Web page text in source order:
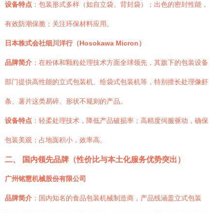
设备特点 ：包装形式多样（如自立袋、背封袋）；出色的密封性能，
有效防潮保脆；关注环保材料应用。
日本株式会社细川洋行（Hosokawa Micron）
品牌简介 ：在粉体和颗粒处理技术方面全球领先，其旗下的包装设备
部门提供高性能的立式包装机、给袋式包装机等，特别擅长处理像虾
条、薯片这类易碎、形状不规则的产品。
设备特点 ：轻柔处理技术，降低产品破损率；高精度伺服驱动，确保
包装美观；占地面积小，效率高。
二、 国内领先品牌（性价比与本土化服务优势突出）
广州铭慧机械股份有限公司
品牌简介 ：国内知名的食品包装机械制造商，产品线涵盖立式包装